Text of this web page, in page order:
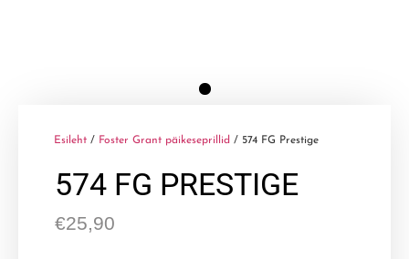
Esileht / Foster Grant päikeseprillid / 574 FG Prestige
574 FG PRESTIGE
€25,90